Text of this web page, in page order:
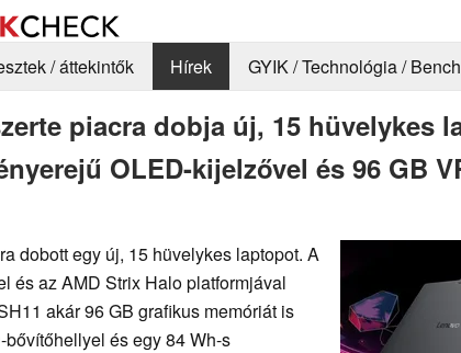
/ áttekintők Hírek GYIK / Technológia /
piacra dobja új, 15 hüvelykes
OLED-kijelzővel és 96 GB
dobott egy új, 15 hüvelykes laptopot. A
és az AMD Strix Halo platformjával
akár 96 GB grafikus memóriát is
és egy 84 Wh-s